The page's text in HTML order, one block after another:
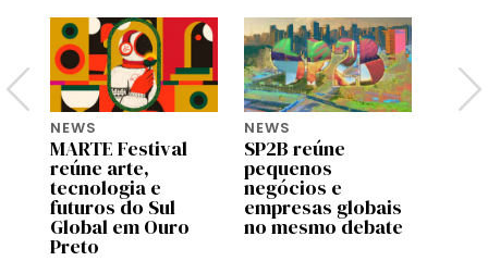
NEWS
MARTE Festival
reúne arte,
tecnologia e
futuros do Sul
Global em Ouro
Preto
NEWS
SP2B reúne
pequenos
negócios e
empresas globais
no mesmo debate